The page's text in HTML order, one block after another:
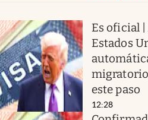
Es oficial
Estados
este paso
12:28